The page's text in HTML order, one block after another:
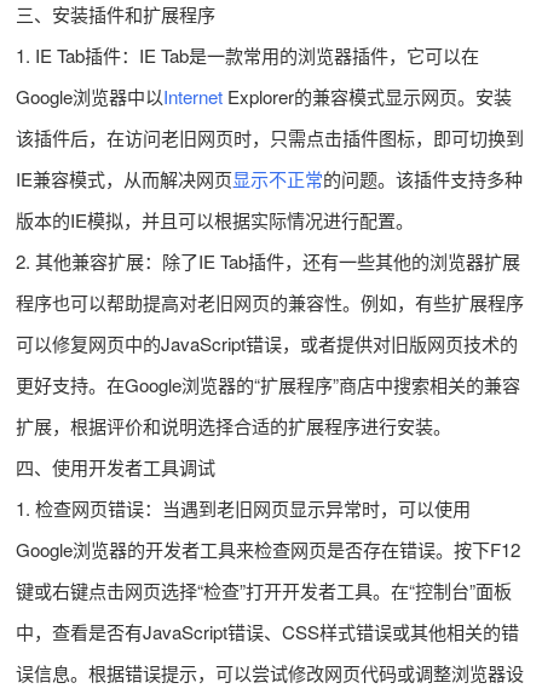
三、安装插件和扩展程序
1. IE Tab插件：IE Tab是一款常用的浏览器插件，它可以在
Google浏览器中以InternetExplorer的兼容模式显示网页。安装
该插件后，在访问老旧网页时，只需点击插件图标，即可切换到
IE兼容模式，从而解决网页显示不正常的问题。该插件支持多种
版本的IE模拟，并且可以根据实际情况进行配置。
2. 其他兼容扩展：除了IE Tab插件，还有一些其他的浏览器扩展
程序也可以帮助提高对老旧网页的兼容性。例如，有些扩展程序
可以修复网页中的JavaScript错误，或者提供对旧版网页技术的
更好支持。在Google浏览器的“扩展程序”商店中搜索相关的兼容
扩展，根据评价和说明选择合适的扩展程序进行安装。
四、使用开发者工具调试
1. 检查网页错误：当遇到老旧网页显示异常时，可以使用
Google浏览器的开发者工具来检查网页是否存在错误。按下F12
键或右键点击网页选择“检查”打开开发者工具。在“控制台”面板
中，查看是否有JavaScript错误、CSS样式错误或其他相关的错
误信息。根据错误提示，可以尝试修改网页代码或调整浏览器设